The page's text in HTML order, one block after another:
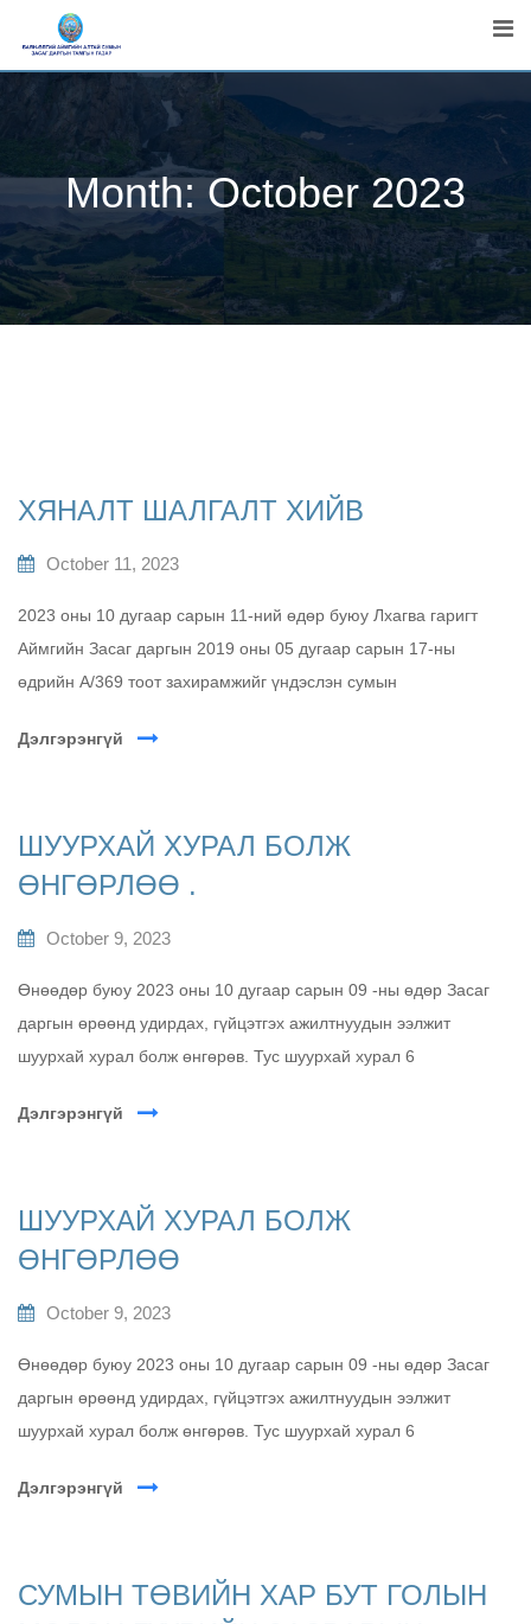
Month:October 2023
ХЯНАЛТ ШАЛГАЛТ ХИЙВ
October 11, 2023
2023 оны 10 дугаар сарын 11-ний өдөр буюу Лхагва гаригт
Аймгийн Засаг даргын 2019 оны 05 дугаар сарын 17-ны
өдрийн А/369 тоот захирамжийг үндэслэн сумын
Дэлгэрэнгүй
ШУУРХАЙ ХУРАЛ БОЛЖ
ӨНГӨРЛӨӨ .
October 9, 2023
Өнөөдөр буюу 2023 оны 10 дугаар сарын 09 -ны өдөр Засаг
даргын өрөөнд удирдах, гүйцэтгэх ажилтнуудын ээлжит
шуурхай хурал болж өнгөрөв. Тус шуурхай хурал 6
Дэлгэрэнгүй
ШУУРХАЙ ХУРАЛ БОЛЖ
ӨНГӨРЛӨӨ
October 9, 2023
Өнөөдөр буюу 2023 оны 10 дугаар сарын 09 -ны өдөр Засаг
даргын өрөөнд удирдах, гүйцэтгэх ажилтнуудын ээлжит
шуурхай хурал болж өнгөрөв. Тус шуурхай хурал 6
Дэлгэрэнгүй
СУМЫН ТӨВИЙН ХАР БУТ ГОЛЫН